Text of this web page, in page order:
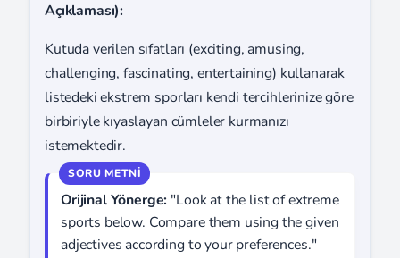
Açıklaması):
Kutuda verilen sıfatları (exciting, amusing,
challenging, fascinating, entertaining) kullanarak
listedeki ekstrem sporları kendi tercihlerinize göre
birbiriyle kıyaslayan cümleler kurmanızı
istemektedir.
Orijinal Yönerge: "Look at the list of extreme
sports below. Compare them using the given
adjectives according to your preferences."